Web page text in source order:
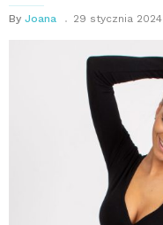
By Joana 29 stycznia 2024